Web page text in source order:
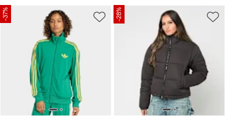
-37% -28%